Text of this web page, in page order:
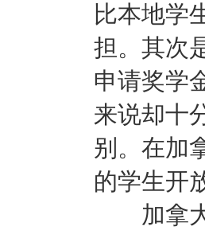
比本地学
担。其次
申请奖学
来说却十
别。在加
的学生开
加拿大